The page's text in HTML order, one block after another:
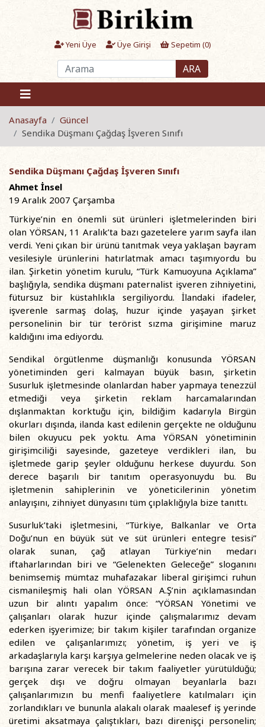
Yeni Üye Üye Girişi Sepetim (0)
ARA
Anasayfa
Güncel
Sendika Düşmanı Çağdaş İşveren Sınıfı
Sendika Düşmanı Çağdaş İşveren Sınıfı
Ahmet İnsel
19 Aralık 2007 Çarşamba
Türkiye’nin en önemli süt ürünleri işletmelerinden biri
olan YÖRSAN, 11 Aralık’ta bazı gazetelere yarım sayfa ilan
verdi. Yeni çıkan bir ürünü tanıtmak veya yaklaşan bayram
vesilesiyle ürünlerini hatırlatmak amacı taşımıyordu bu
ilan. Şirketin yönetim kurulu, “Türk Kamuoyuna Açıklama”
başlığıyla, sendika düşmanı paternalist işveren zihniyetini,
fütursuz bir küstahlıkla sergiliyordu. İlandaki ifadeler,
işverenle sarmaş dolaş, huzur içinde yaşayan şirket
personelinin bir tür terörist sızma girişimine maruz
kaldığını ima ediyordu.
Sendikal örgütlenme düşmanlığı konusunda YÖRSAN
yönetiminden geri kalmayan büyük basın, şirketin
Susurluk işletmesinde olanlardan haber yapmaya tenezzül
etmediği veya şirketin reklam harcamalarından
dışlanmaktan korktuğu için, bildiğim kadarıyla Birgün
okurları dışında, ilanda kast edilenin gerçekte ne olduğunu
bilen okuyucu pek yoktu. Ama YÖRSAN yönetiminin
girişimciliği sayesinde, gazeteye verdikleri ilan, bu
işletmede garip şeyler olduğunu herkese duyurdu. Son
derece başarılı bir tanıtım operasyonuydu bu. Bu
işletmenin sahiplerinin ve yöneticilerinin yönetim
anlayışını, zihniyet dünyasını tüm çıplaklığıyla bize tanıttı.
Susurluk’taki işletmesini, “Türkiye, Balkanlar ve Orta
Doğu’nun en büyük süt ve süt ürünleri entegre tesisi”
olarak sunan, çağ atlayan Türkiye’nin medarı
iftaharlarından biri ve “Gelenekten Geleceğe” sloganını
benimsemiş mümtaz muhafazakar liberal girişimci ruhun
cismanileşmiş hali olan YÖRSAN A.Ş’nin açıklamasından
uzun bir alıntı yapalım önce: “YÖRSAN Yönetimi ve
çalışanları olarak huzur içinde çalışmalarımız devam
ederken işyerimize; bir takım kişiler tarafından organize
edilen ve çalışanlarımızı; yönetim, iş yeri ve iş
arkadaşlarıyla karşı karşıya gelmelerine neden olacak ve iş
barışına zarar verecek bir takım faaliyetler yürütüldüğü;
gerçek dışı ve doğru olmayan beyanlarla bazı
çalışanlarımızın bu menfi faaliyetlere katılmaları için
zorlandıkları ve bununla alakalı olarak maalesef iş yerinde
üretimi aksatmaya çalıştıkları, bazı direnişçi personelin;